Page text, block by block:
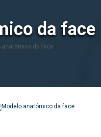
da face
anatômico da face